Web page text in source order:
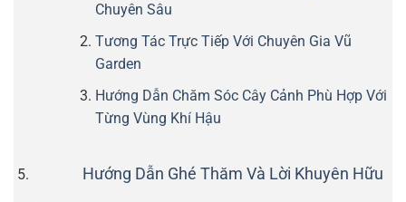
Chuyên Sâu
Tương Tác Trực Tiếp Với Chuyên Gia Vũ
Garden
Hướng Dẫn Chăm Sóc Cây Cảnh Phù Hợp Với
Từng Vùng Khí Hậu
Hướng Dẫn Ghé Thăm Và Lời Khuyên Hữu